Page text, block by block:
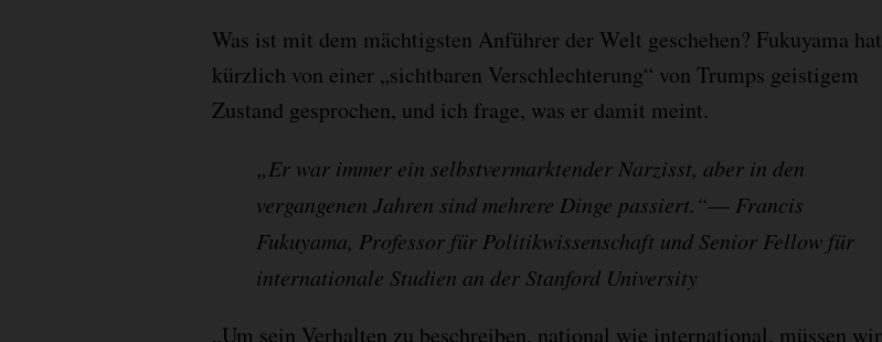
Was ist mit dem mächtigsten Anführer der Welt geschehen? Fukuyama hat
kürzlich von einer „sichtbaren Verschlechterung“ von Trumps geistigem
Zustand gesprochen, und ich frage, was er damit meint.
„Er war immer ein selbstvermarktender Narzisst, aber in den
vergangenen Jahren sind mehrere Dinge passiert.“— Francis
Fukuyama, Professor für Politikwissenschaft und Senior Fellow für
internationale Studien an der Stanford University
„Um sein Verhalten zu beschreiben, national wie international, müssen wir